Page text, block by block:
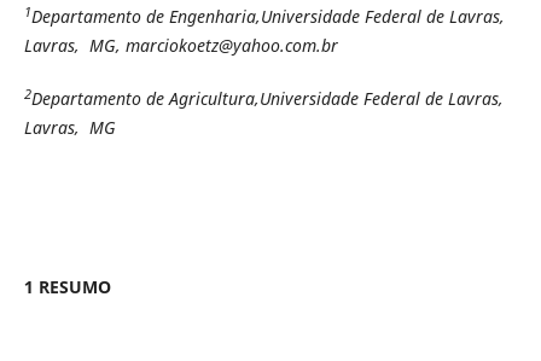
1Departamento de Engenharia,Universidade Federal de Lavras,
Lavras, MG, marciokoetz@yahoo.com.br
2Departamento de Agricultura,Universidade Federal de Lavras,
Lavras, MG
1 RESUMO